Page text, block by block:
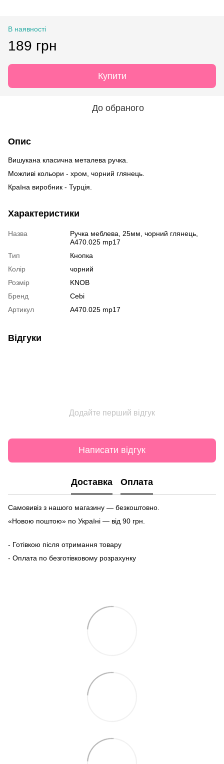
В наявності
189 грн
Купити
До обраного
Опис
Вишукана класична металева ручка.
Можливі кольори - хром, чорний глянець.
Країна виробник - Турція.
Характеристики
Назва
Ручка меблева, 25мм, чорний глянець,
A470.025 mp17
Тип
Кнопка
Колір
чорний
Розмір
KNOB
Бренд
Cebi
Артикул
A470.025 mp17
Відгуки
Додайте перший відгук
Написати відгук
Доставка Оплата
Самовивіз з нашого магазину — безкоштовно.
«Новою поштою» по Україні — від 90 грн.
- Готівкою після отримання товару
- Оплата по безготівковому розрахунку